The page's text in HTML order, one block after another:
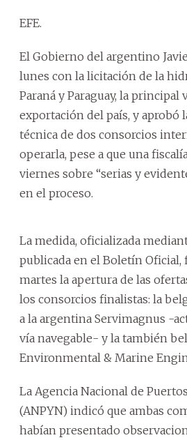
EFE.
El Gobierno del argentino
lunes con la licitación de la
Paraná y Paraguay, la principal
exportación del país, y aprobó
técnica de dos consorcios
operarla, pese a que una
viernes sobre “serias y
en el proceso.
La medida, oficializada
publicada en el Boletín Oficial,
martes la apertura de las
los consorcios finalistas: la
a la argentina Servimagnus -
vía navegable- y la también
Environmental & Marine
La Agencia Nacional de
(ANPYN) indicó que ambas
habían presentado